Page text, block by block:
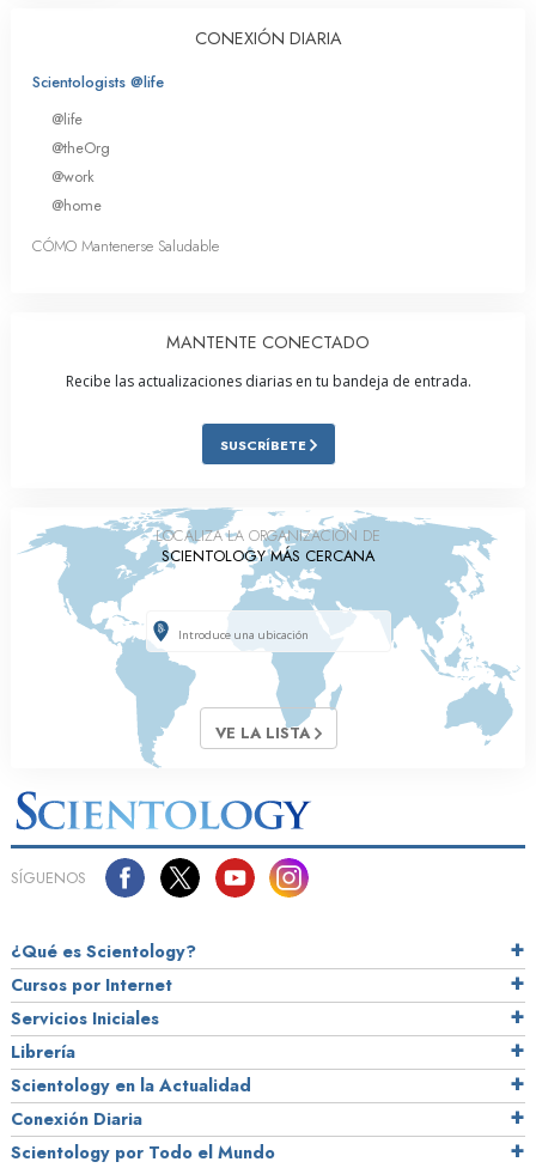
CONEXIÓN DIARIA
Scientologists @life
@life
@theOrg
@work
@home
CÓMO Mantenerse Saludable
MANTENTE CONECTADO
Recibe las actualizaciones diarias en tu bandeja de entrada.
SUSCRÍBETE
LOCALIZA LA ORGANIZACIÓN DE
SCIENTOLOGY MÁS CERCANA
VE LA LISTA
SÍGUENOS
¿Qué es Scientology?
Cursos por Internet
Servicios Iniciales
Librería
Scientology en la Actualidad
Conexión Diaria
Scientology por Todo el Mundo